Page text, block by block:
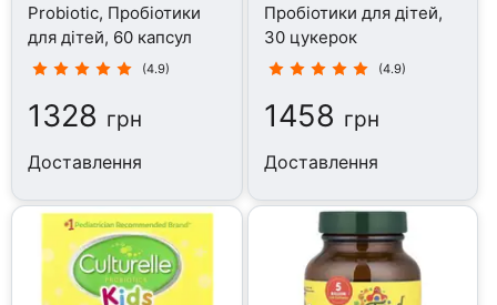
Probiotic, Пробіотики
для дітей, 60 капсул
(4.9)
1328 грн
Доставлення
Пробіотики для дітей,
30 цукерок
(4.9)
1458 грн
Доставлення